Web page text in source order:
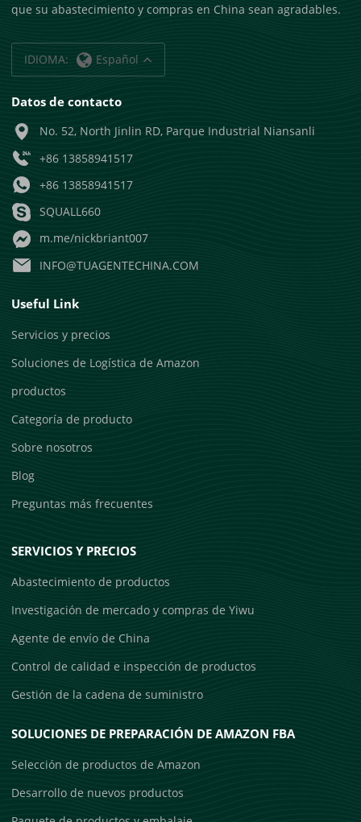
que su abastecimiento y compras en China sean agradables.
IDIOMA: Español
Datos de contacto
No. 52, North Jinlin RD, Parque Industrial Niansanli
+86 13858941517
+86 13858941517
SQUALL660
m.me/nickbriant007
INFO@TUAGENTECHINA.COM
Useful Link
Servicios y precios
Soluciones de Logística de Amazon
productos
Categoría de producto
Sobre nosotros
Blog
Preguntas más frecuentes
SERVICIOS Y PRECIOS
Abastecimiento de productos
Investigación de mercado y compras de Yiwu
Agente de envío de China
Control de calidad e inspección de productos
Gestión de la cadena de suministro
SOLUCIONES DE PREPARACIÓN DE AMAZON FBA
Selección de productos de Amazon
Desarrollo de nuevos productos